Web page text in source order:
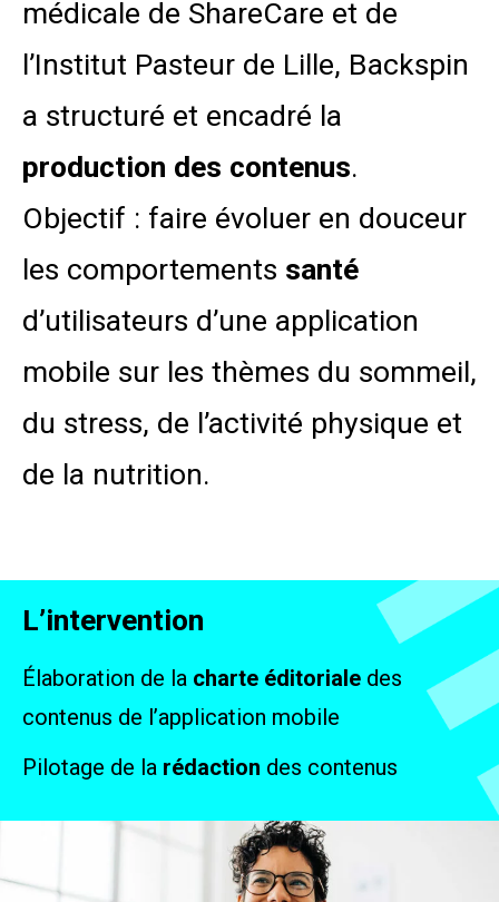
médicale de ShareCare et de
l’Institut Pasteur de Lille, Backspin
a structuré et encadré la
production des contenus.
Objectif : faire évoluer en douceur
les comportements santé
d’utilisateurs d’une application
mobile sur les thèmes du sommeil,
du stress, de l’activité physique et
de la nutrition.
L’intervention
Élaboration de la charte éditoriale des
contenus de l’application mobile
Pilotage de la rédaction des contenus